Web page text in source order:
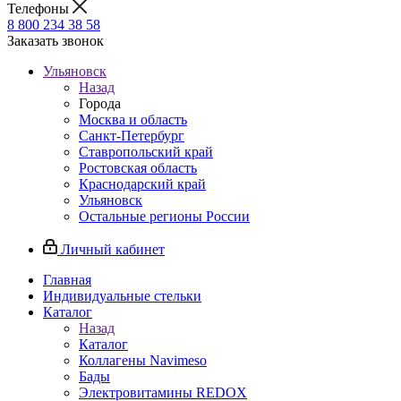
Телефоны
8 800 234 38 58
Заказать звонок
Ульяновск
Назад
Города
Москва и область
Санкт-Петербург
Ставропольский край
Ростовская область
Краснодарский край
Ульяновск
Остальные регионы России
Личный кабинет
Главная
Индивидуальные стельки
Каталог
Назад
Каталог
Коллагены Navimeso
Бады
Электровитамины REDOX